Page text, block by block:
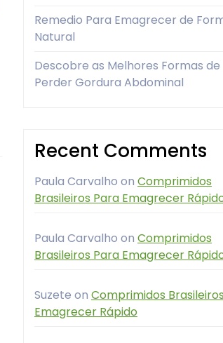
Remedio Para Emagrecer de
Natural
Descobre as Melhores Formas de
Perder Gordura Abdominal
Recent Comments
Paula Carvalho on Comprimidos
Brasileiros Para Emagrecer
Paula Carvalho on Comprimidos
Brasileiros Para Emagrecer
Suzete on Comprimidos
Emagrecer Rápido